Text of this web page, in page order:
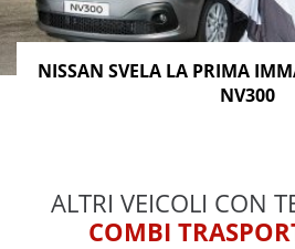
NISSAN SVELA LA PRIMA
NV300
ALTRI VEICOLI CON
COMBI